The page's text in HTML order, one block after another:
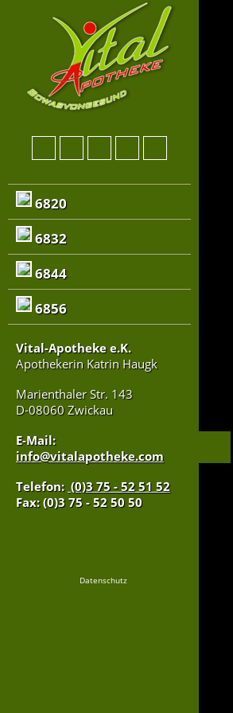
6820
6832
6844
6856
Vital-Apotheke e.K.
Apothekerin Katrin Haugk
Marienthaler Str. 143
D-08060 Zwickau
E-Mail:
info@vitalapotheke.com
Telefon: (0)3 75 - 52 51 52
Fax: (0)3 75 - 52 50 50
Datenschutz